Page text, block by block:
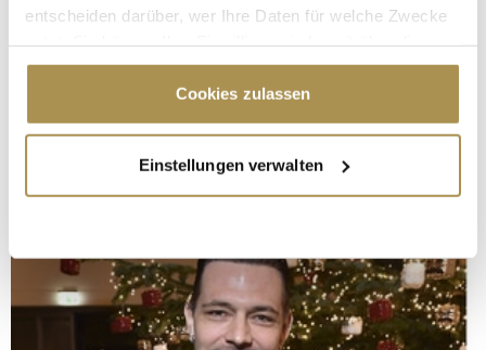
entscheiden darüber, wer Ihre Daten für welche Zwecke
Cookie-Erklärung oder durch Klicken auf das Privacy
Trigger Symbol ändern oder widerrufen
Informationen über Ihre geografische Lage
erfassen, welche bis auf einige Meter genau sein
bestimmten Merkmalen (Fingerprinting) identifizieren
Erfahren Sie mehr darüber, wie Ihre persönlichen Daten
verarbeitet werden, und legen Sie Ihre Präferenzen im
Cookies zulassen
Einstellungen verwalten